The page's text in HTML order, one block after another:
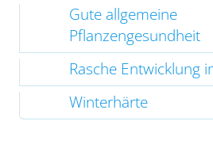
Gute allgemeine
Pflanzengesundheit
Rasche Entwicklung
Winterhärte